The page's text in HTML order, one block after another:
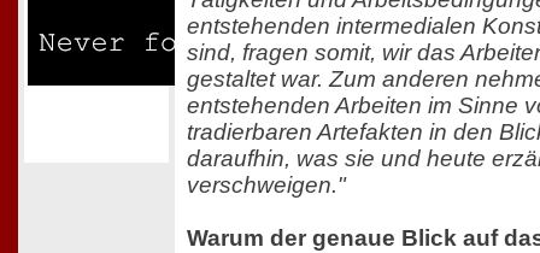
entstehenden intermedialen
sind, fragen somit, wir das
gestaltet war. Zum anderen
entstehenden Arbeiten im Sinne
tradierbaren Artefakten in den
daraufhin, was sie und heute
verschweigen."
Warum der genaue Blick auf